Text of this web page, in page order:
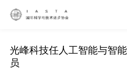
光峰科技任人工智能与智
员